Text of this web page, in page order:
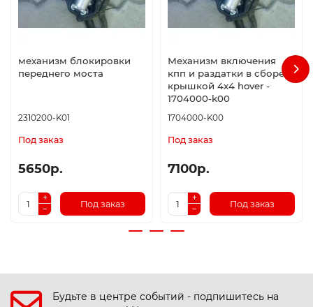
механизм блокировки
переднего моста
2310200-K01
Под заказ
5650р.
Под заказ
Механизм включения
кпп и раздатки в сборе с
крышкой 4х4 hover -
1704000-k00
1704000-K00
Под заказ
7100р.
Под заказ
Будьте в центре событий - подпишитесь на